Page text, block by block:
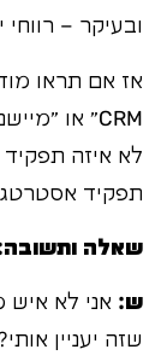
ובעיקר – רווחי
אז אם תראו
לא איזה
תפקיד
שאלה
ש: אני לא איש
שזה יעניין